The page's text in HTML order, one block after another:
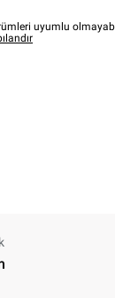
uyumlu